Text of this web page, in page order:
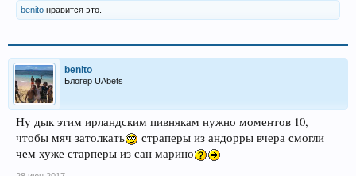
benito нравится это.
benito
Блогер UAbets
Ну дык этим ирландским пивнякам нужно моментов 10,
чтобы мяч затолкать
страперы из андорры вчера смогли
чем хуже старперы из сан марино